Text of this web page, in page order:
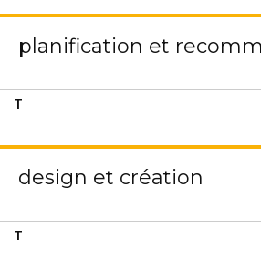
planification et
design et création